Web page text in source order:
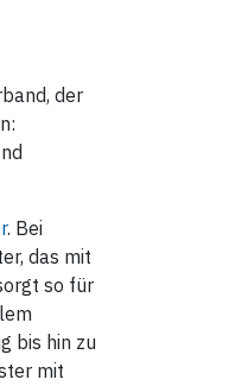
der
. Bei
das mit
so für
bis hin zu
mit